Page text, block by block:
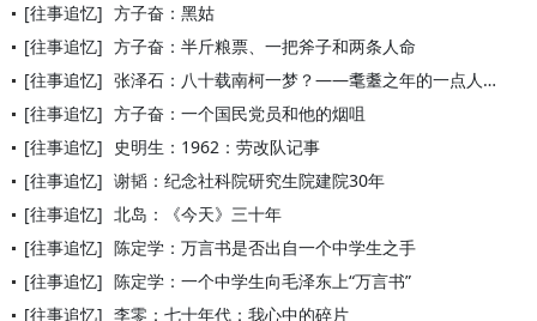
[往事追忆] 方子奋：黑姑
[往事追忆] 方子奋：半斤粮票、一把斧子和两条人命
[往事追忆] 张泽石：八十载南柯一梦？——耄耋之年的一点人生感悟
[往事追忆] 方子奋：一个国民党员和他的烟咀
[往事追忆]
史明生：1962：劳改队记事
[往事追忆] 谢韬：纪念社科院研究生院建院30年
[往事追忆] 北岛：《今天》三十年
[往事追忆] 陈定学：万言书是否出自一个中学生之手
[往事追忆] 陈定学：一个中学生向毛泽东上“万言书”
[往事追忆] 李零：七十年代：我心中的碎片